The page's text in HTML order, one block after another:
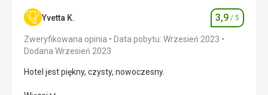
Wyżywienie 4,0/ 5
Zakwaterowanie
Okolica
Yvetta K. Ocena
3,9 / 5
Zweryfikowana opinia
Data pobytu: Wrzesień 2023
Dodana Wrzesień 2023
Hotel jest piękny, czysty, nowoczesny.